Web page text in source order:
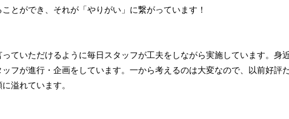
とができ、それが「やりがい」に繋がっています！
ていただけるように毎日スタッフが工夫をしながら実施しています。身
フが進行・企画をしています。一から考えるのは大変なので、以前好評
溢れています。